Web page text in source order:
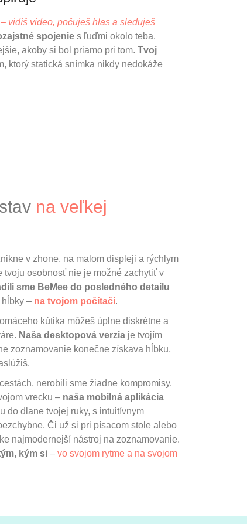
vidíš video, počuješ hlas a sleduješ
spojenie s ľuďmi okolo teba.
akoby si bol priamo pri tom. Tvoj
ktorý statická snímka nikdy nedokáže
na veľkej
v zhone, na malom displeji a rýchlym
tvoju osobnosť nie je možné zachytiť v
sme BeMee do posledného detailu
– na tvojom počítači.
kútika môžeš úplne diskrétne a
Naša desktopová verzia je tvojím
zoznamovanie konečne získava hĺbku,
nerobili sme žiadne kompromisy.
vrecku – naša mobilná aplikácia
do dlane tvojej ruky, s intuitívnym
Či už si pri písacom stole alebo
najmodernejší nástroj na zoznamovanie.
kým si – vo svojom rytme a na svojom